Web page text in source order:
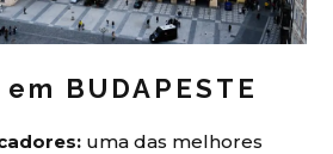
BUDAPESTE
uma das melhores